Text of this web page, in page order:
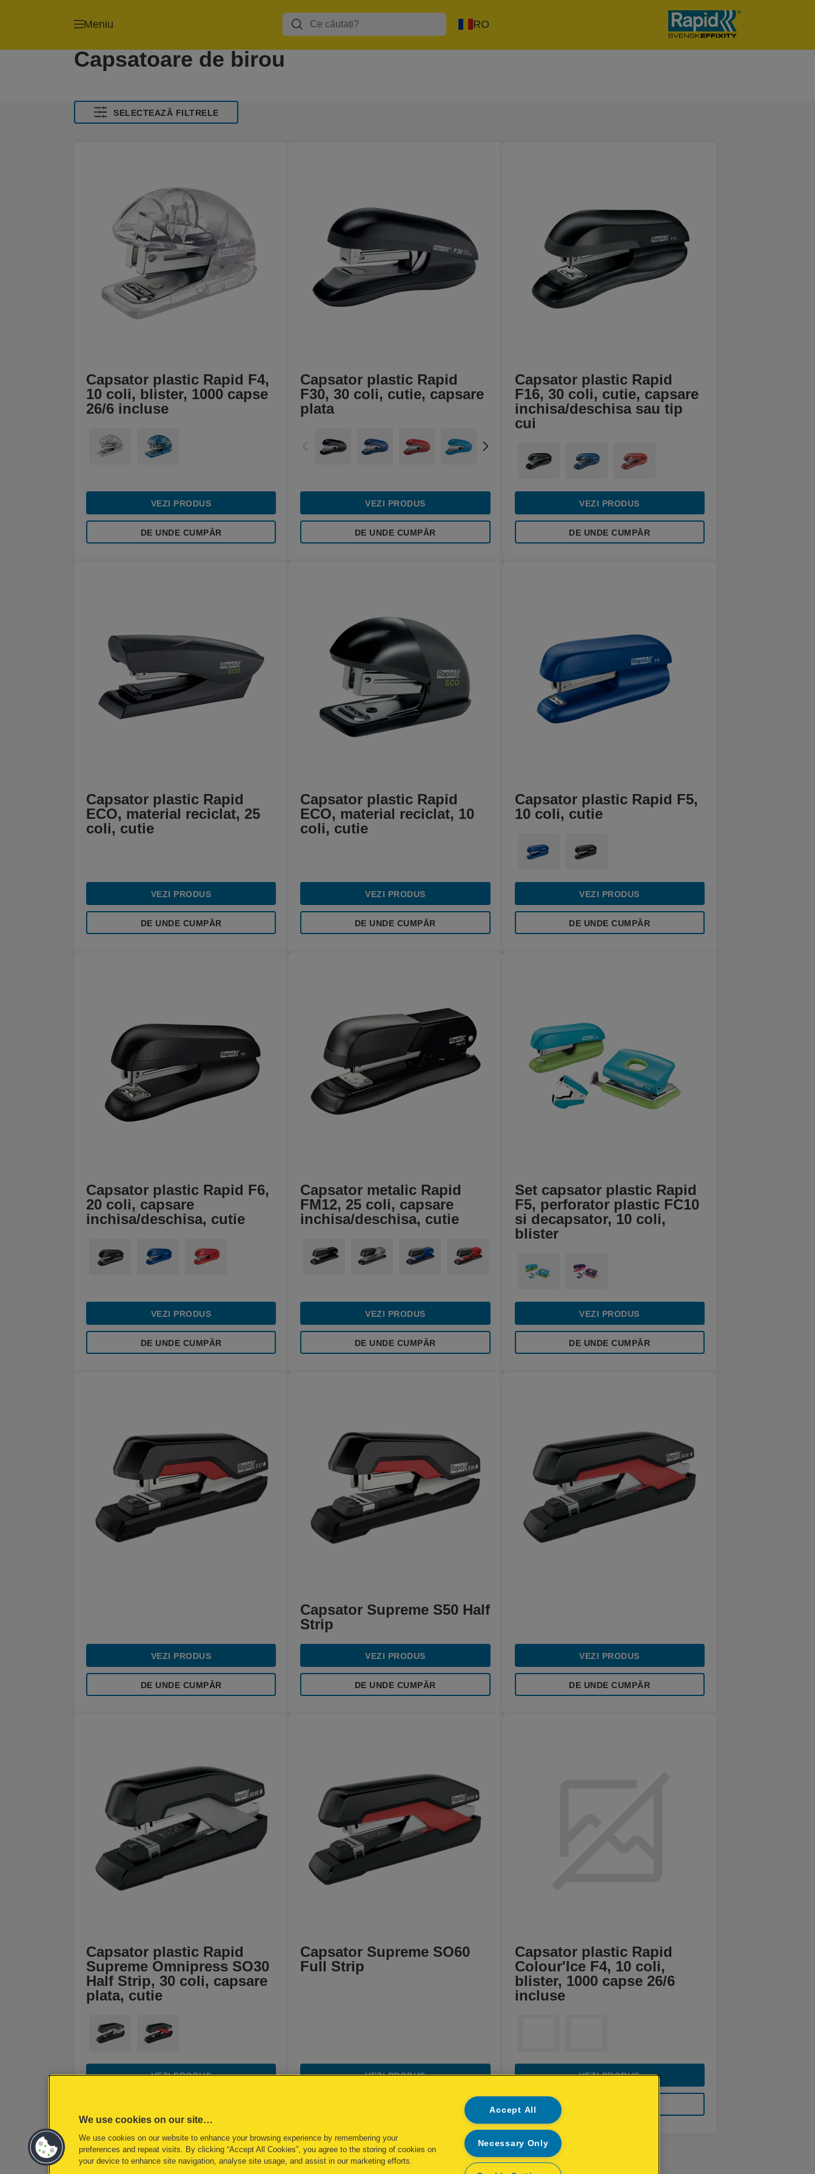
Meniu RO
Capsatoare de birou
SELECTEAZĂ FILTRELE
Capsator plastic Rapid F4,
10 coli, blister, 1000 capse
26/6 incluse
VEZI PRODUS
DE UNDE CUMPĂR
Capsator plastic Rapid
F30, 30 coli, cutie, capsare
plata
VEZI PRODUS
DE UNDE CUMPĂR
Capsator plastic Rapid
F16, 30 coli, cutie, capsare
inchisa/deschisa sau tip
cui
VEZI PRODUS
DE UNDE CUMPĂR
Capsator plastic Rapid
ECO, material reciclat, 25
coli, cutie
VEZI PRODUS
DE UNDE CUMPĂR
Capsator plastic Rapid
ECO, material reciclat, 10
coli, cutie
VEZI PRODUS
DE UNDE CUMPĂR
Capsator plastic Rapid F5,
10 coli, cutie
VEZI PRODUS
DE UNDE CUMPĂR
Capsator plastic Rapid F6,
20 coli, capsare
inchisa/deschisa, cutie
VEZI PRODUS
DE UNDE CUMPĂR
Capsator metalic Rapid
FM12, 25 coli, capsare
inchisa/deschisa, cutie
VEZI PRODUS
DE UNDE CUMPĂR
Set capsator plastic Rapid
F5, perforator plastic FC10
si decapsator, 10 coli,
blister
VEZI PRODUS
DE UNDE CUMPĂR
VEZI PRODUS
DE UNDE CUMPĂR
Capsator Supreme S50 Half
Strip
VEZI PRODUS
DE UNDE CUMPĂR
VEZI PRODUS
DE UNDE CUMPĂR
Capsator plastic Rapid
Supreme Omnipress SO30
Half Strip, 30 coli, capsare
plata, cutie
VEZI PRODUS
Capsator Supreme SO60
Full Strip
VEZI PRODUS
Capsator plastic Rapid
Colour'Ice F4, 10 coli,
blister, 1000 capse 26/6
incluse
VEZI PRODUS
We use cookies on our site…
We use cookies on our website to enhance your browsing experience by remembering your
preferences and repeat visits. By clicking “Accept All Cookies”, you agree to the storing of cookies on
your device to enhance site navigation, analyse site usage, and assist in our marketing efforts.
Accept All
Necessary Only